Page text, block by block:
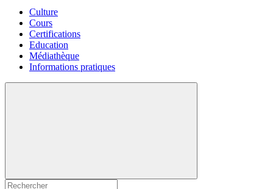
Culture
Cours
Certifications
Education
Médiathèque
Informations pratiques